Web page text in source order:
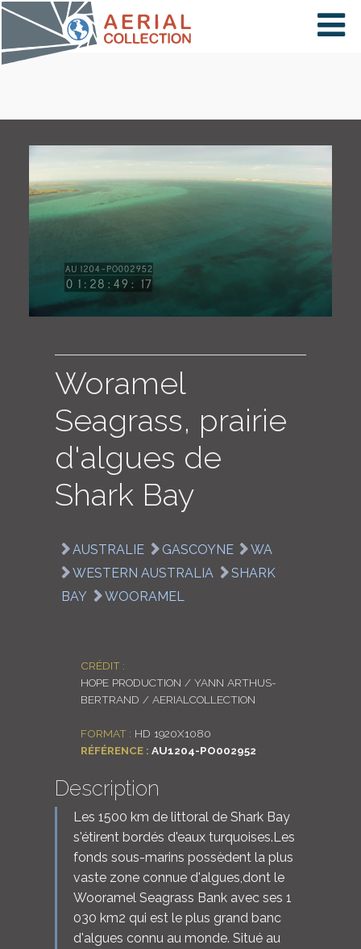
×
PAYS
CARTE
COLLECTIONS
ENGLISH
Woramel
Seagrass, prairie
d'algues de
Shark Bay
AUSTRALIE GASCOYNE
WA
WESTERN AUSTRALIA
SHARK
BAY
WOORAMEL
CRÉDIT :
HOPE PRODUCTION / YANN ARTHUS-
BERTRAND / AERIALCOLLECTION
FORMAT : HD 1920X1080
RÉFÉRENCE : AU1204-PO002952
Description
Les 1500 km de littoral de Shark Bay
s'étirent bordés d'eaux turquoises.Les
fonds sous-marins possèdent la plus
vaste zone connue d'algues,dont le
Wooramel Seagrass Bank avec ses 1
030 km2 qui est le plus grand banc
d'algues connu au monde. Situé au